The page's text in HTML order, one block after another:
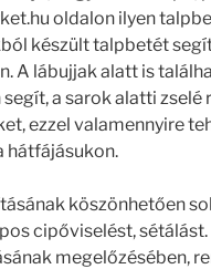
oldalon ilyen
készült talpbetét
A lábujjak alatt is
segít, a sarok alatti
ezzel valamennyire
hátfájásukon.
köszönhetően
cipőviselést,
megelőzésében,